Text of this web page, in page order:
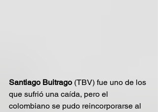
Santiago Buitrago (TBV) fue uno de los
que sufrió una caída, pero el
colombiano se pudo reincorporarse al